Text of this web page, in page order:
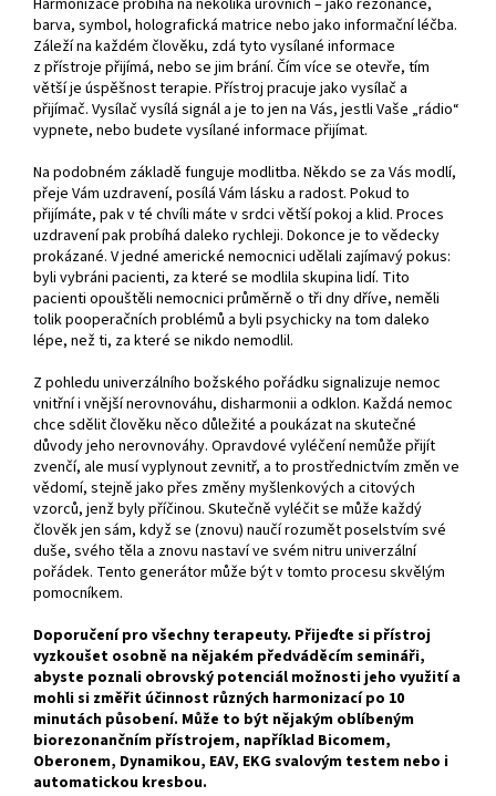
Harmonizace probíhá na několika úrovních – jako rezonance,
barva, symbol, holografická matrice nebo jako informační léčba.
Záleží na každém člověku, zdá tyto vysílané informace
z přístroje přijímá, nebo se jim brání. Čím více se otevře, tím
větší je úspěšnost terapie. Přístroj pracuje jako vysílač a
přijímač. Vysílač vysílá signál a je to jen na Vás, jestli Vaše „rádio“
vypnete, nebo budete vysílané informace přijímat.
Na podobném základě funguje modlitba. Někdo se za Vás modlí,
přeje Vám uzdravení, posílá Vám lásku a radost. Pokud to
přijímáte, pak v té chvíli máte v srdci větší pokoj a klid. Proces
uzdravení pak probíhá daleko rychleji. Dokonce je to vědecky
prokázané. V jedné americké nemocnici udělali zajímavý pokus:
byli vybráni pacienti, za které se modlila skupina lidí. Tito
pacienti opouštěli nemocnici průměrně o tři dny dříve, neměli
tolik pooperačních problémů a byli psychicky na tom daleko
lépe, než ti, za které se nikdo nemodlil.
Z pohledu univerzálního božského pořádku signalizuje nemoc
vnitřní i vnější nerovnováhu, disharmonii a odklon. Každá nemoc
chce sdělit člověku něco důležité a poukázat na skutečné
důvody jeho nerovnováhy. Opravdové vyléčení nemůže přijít
zvenčí, ale musí vyplynout zevnitř, a to prostřednictvím změn ve
vědomí, stejně jako přes změny myšlenkových a citových
vzorců, jenž byly příčinou. Skutečně vyléčit se může každý
člověk jen sám, když se (znovu) naučí rozumět poselstvím své
duše, svého těla a znovu nastaví ve svém nitru univerzální
pořádek. Tento generátor může být v tomto procesu skvělým
pomocníkem.
Doporučení pro všechny terapeuty. Přijeďte si přístroj
vyzkoušet osobně na nějakém předváděcím semináři,
abyste poznali obrovský potenciál možnosti jeho využití a
mohli si změřit účinnost různých harmonizací po 10
minutách působení. Může to být nějakým oblíbeným
biorezonančním přístrojem, například Bicomem,
Oberonem, Dynamikou, EAV, EKG svalovým testem nebo i
automatickou kresbou.